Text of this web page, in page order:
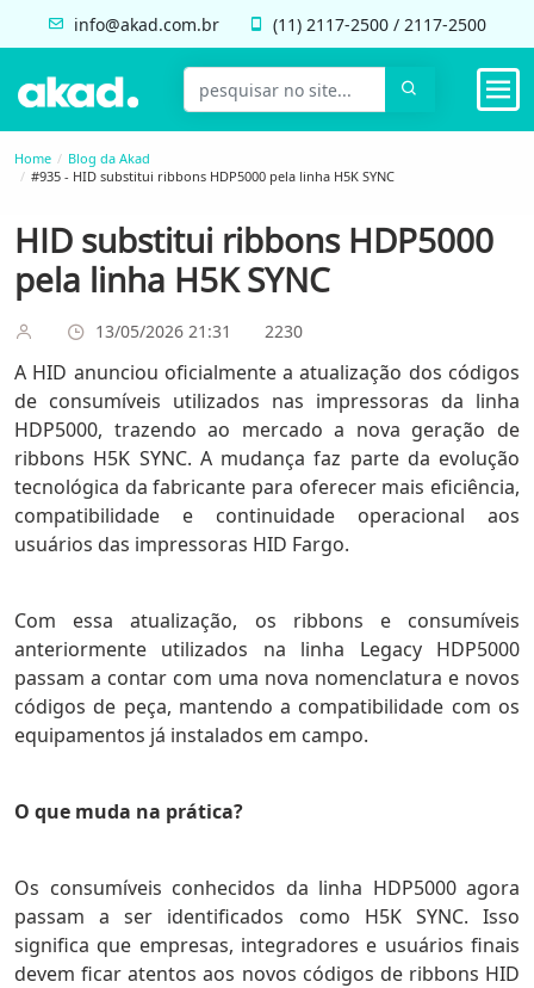
info@akad.com.br (11) 2117-2500 / 2117-2500
Home
Blog da Akad
#935 - HID substitui ribbons HDP5000 pela linha H5K SYNC
HID substitui ribbons HDP5000
pela linha H5K SYNC
13/05/2026 21:31 2230
A HID anunciou oficialmente a atualização dos códigos
de consumíveis utilizados nas impressoras da linha
HDP5000, trazendo ao mercado a nova geração de
ribbons H5K SYNC. A mudança faz parte da evolução
tecnológica da fabricante para oferecer mais eficiência,
compatibilidade e continuidade operacional aos
usuários das impressoras HID Fargo.
Com essa atualização, os ribbons e consumíveis
anteriormente utilizados na linha Legacy HDP5000
passam a contar com uma nova nomenclatura e novos
códigos de peça, mantendo a compatibilidade com os
equipamentos já instalados em campo.
O que muda na prática?
Os consumíveis conhecidos da linha HDP5000 agora
passam a ser identificados como H5K SYNC. Isso
significa que empresas, integradores e usuários finais
devem ficar atentos aos novos códigos de ribbons HID